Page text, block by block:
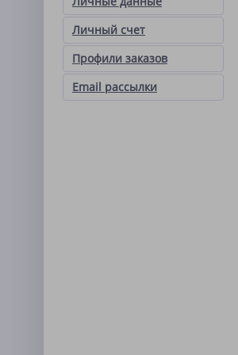
Личный счет
Профили заказов
Email рассылки